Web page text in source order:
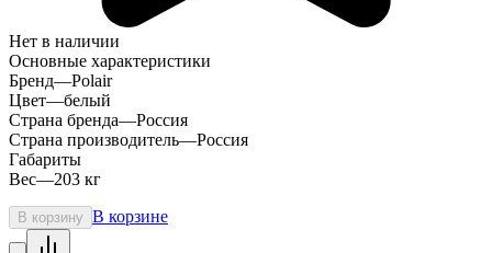
Нет в наличии
Основные характеристики
Бренд—Polair
Цвет—белый
Страна бренда—Россия
Страна производитель—Россия
Габариты
Вес—203 кг
В корзину В корзине